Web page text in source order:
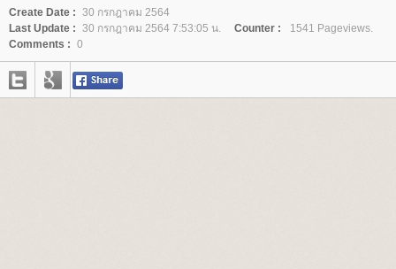
Create Date : 30 กรกฎาคม 2564
Last Update : 30 กรกฎาคม 2564 7:53:05 น. Counter :
1541 Pageviews.
Comments : 0